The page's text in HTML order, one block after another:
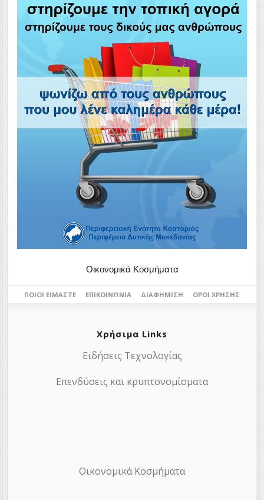
Οικονομικά Κοσμήματα
ΠΟΙΟΙ ΕΊΜΑΣΤΕ ΕΠΙΚΟΙΝΩΝΊΑ ΔΙΑΦΉΜΙΣΗ ΌΡΟΙ ΧΡΉΣΗΣ
Χρήσιμα Links
Ειδήσεις Τεχνολογίας
Επενδύσεις και κρυπτονομίσματα
Οικονομικά Κοσμήματα